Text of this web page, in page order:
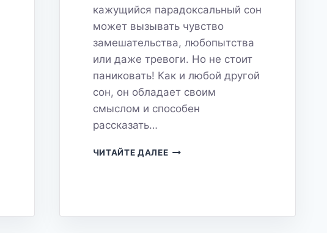
кажущийся парадоксальный сон
может вызывать чувство
замешательства, любопытства
или даже тревоги. Но не стоит
паниковать! Как и любой другой
сон, он обладает своим
смыслом и способен
рассказать…
ЧИТАЙТЕ ДАЛЕЕСОН